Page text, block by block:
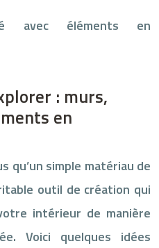
: murs,
en
qu’un simple matériau de
outil de création qui
intérieur de manière
Voici quelques idées